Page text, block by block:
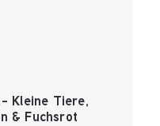
Kleine Tiere,
& Fuchsrot